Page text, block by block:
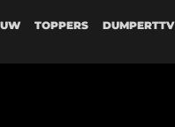
TOPPERS DUMPERTTV